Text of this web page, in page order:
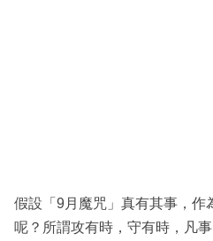
區
假設「9月魔咒」真有其事，作
呢？所謂攻有時，守有時，凡